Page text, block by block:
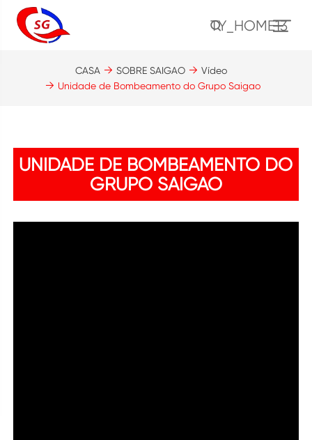
TY_HOME13
CASA SOBRE SAIGAO
Vídeo
Unidade de Bombeamento do Grupo Saigao
UNIDADE DE BOMBEAMENTO DO
GRUPO SAIGAO